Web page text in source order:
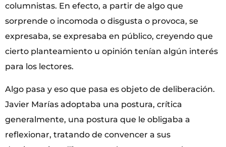
columnistas. En efecto, a partir de algo que
sorprende o incomoda o disgusta o provoca, se
expresaba, se expresaba en público, creyendo que
cierto planteamiento u opinión tenían algún interés
para los lectores.
Algo pasa y eso que pasa es objeto de deliberación.
Javier Marías adoptaba una postura, crítica
generalmente, una postura que le obligaba a
reflexionar, tratando de convencer a sus